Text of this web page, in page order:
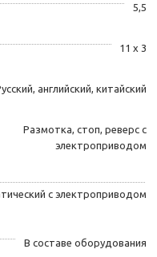
5,5
11 х 3
английский, китайский
Размотка, стоп, реверс с
электроприводом
с электроприводом
В составе оборудования